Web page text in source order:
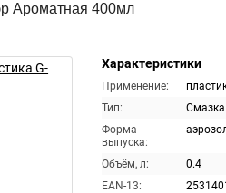
Ароматная 400мл
Характеристики
Применение:
Тип:
Смазка
Форма
выпуска:
Объём, л:
0.4
EAN-13: